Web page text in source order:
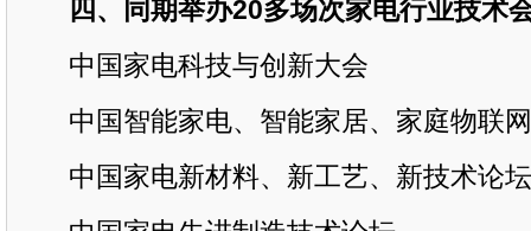
四、同期举办20多场次家电行业技术
中国家电科技与创新大会
中国智能家电、智能家居、家庭物联
中国家电新材料、新工艺、新技术论坛